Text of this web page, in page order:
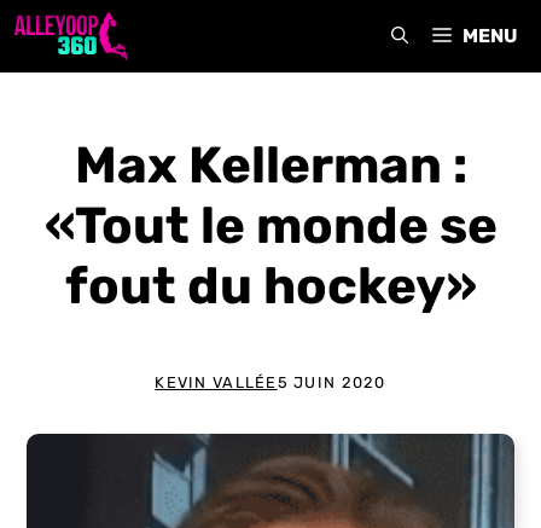
Aller
MENU
Max Kellerman :
«Tout le monde se
fout du hockey»
KEVIN VALLÉE 5 JUIN 2020